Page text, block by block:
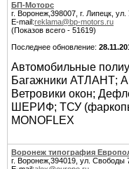
БП-Моторс
г. Воронеж,398007, г. Липецк,
E-mail:reklama@bp-motors.ru
(Показов всего - 51619)
Последнее обновление:
Автомобильные
Багажники АТЛАНТ;
Ветровики окон;
ШЕРИФ; ТСУ
MONOFLEX
Воронеж типография
г. Воронеж,394019, ул.